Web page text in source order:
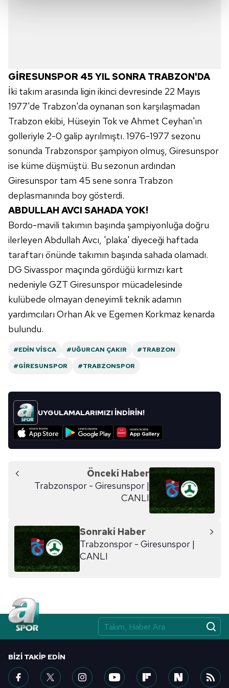
Sitemizde kendimize ve üçüncü kişilere ait çerezler
kullanılmaktadır. Bu çerezler vasıtasıyla çeşitli kişisel
verileriniz işlenmekte olup gerekli olan çerezler bilgi
toplumu hizmetlerinin sunulması amacıyla
kullanılmaktadır. Diğer çerezler, sitemizin daha işlevsel
kılınması ve kişiselleştirilmesi ve sizlere yönelik
reklam/pazarlama faaliyetlerinin yapılması, amaçlarıyla
sınırlı olarak açık rızanız dahilinde kullanılacaktır.
Çerezlere ilişkin tercihlerinizi aşağıda yer alan panel
vasıtasıyla belirleyebilirsiniz. Çerezlere ilişkin detaylı bilgi
için Ayarlar butonuna tıklayabilir, Çerez Bilgilendirme
Metnimiziziyaret edebilirsiniz.
6698 sayılı Kişisel Verilerin Korunması Kanunu uyarınca
hazırlanmış Aydınlatma Metnimizi okumak ve sitemizde
ilgili mevzuata uygun olarak kullanılan çerezlerle ilgili bilgi
almak için lütfen tıklayınız.
GİRESUNSPOR 45 YIL SONRA TRABZON'DA
İki takım arasında ligin ikinci devresinde 22 Mayıs
1977'de Trabzon'da oynanan son karşılaşmadan
Trabzon ekibi, Hüseyin Tok ve Ahmet Ceyhan'ın
golleriyle 2-0 galip ayrılmıştı. 1976-1977 sezonu
sonunda Trabzonspor şampiyon olmuş, Giresunspor
ise küme düşmüştü. Bu sezonun ardından
Giresunspor tam 45 sene sonra Trabzon
deplasmanında boy gösterdi.
ABDULLAH AVCI SAHADA YOK!
Bordo-mavili takımın başında şampiyonluğa doğru
ilerleyen Abdullah Avcı, 'plaka' diyeceği haftada
taraftarı önünde takımın başında sahada olamadı.
DG Sivasspor maçında gördüğü kırmızı kart
nedeniyle GZT Giresunspor mücadelesinde
kulübede olmayan deneyimli teknik adamın
yardımcıları Orhan Ak ve Egemen Korkmaz kenarda
bulundu.
#EDIN VISCA #UĞURCAN ÇAKIR
#TRABZON
#GIRESUNSPOR
#TRABZONSPOR
UYGULAMALARIMIZI İNDİRİN!
Önceki Haber
Trabzonspor - Giresunspor |
CANLI
Sonraki Haber
Trabzonspor - Giresunspor |
CANLI
BIZI TAKIP EDIN